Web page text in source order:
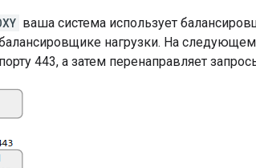
ваша система использует
нагрузки. На
443, а затем перенаправляет